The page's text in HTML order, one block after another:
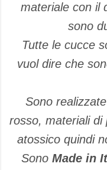
materiale con il
sono
Tutte le cucce
vuol dire che
Sono
rosso, materiali di
atossico quindi
Sono Made in